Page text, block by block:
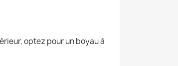
optez pour un boyau à